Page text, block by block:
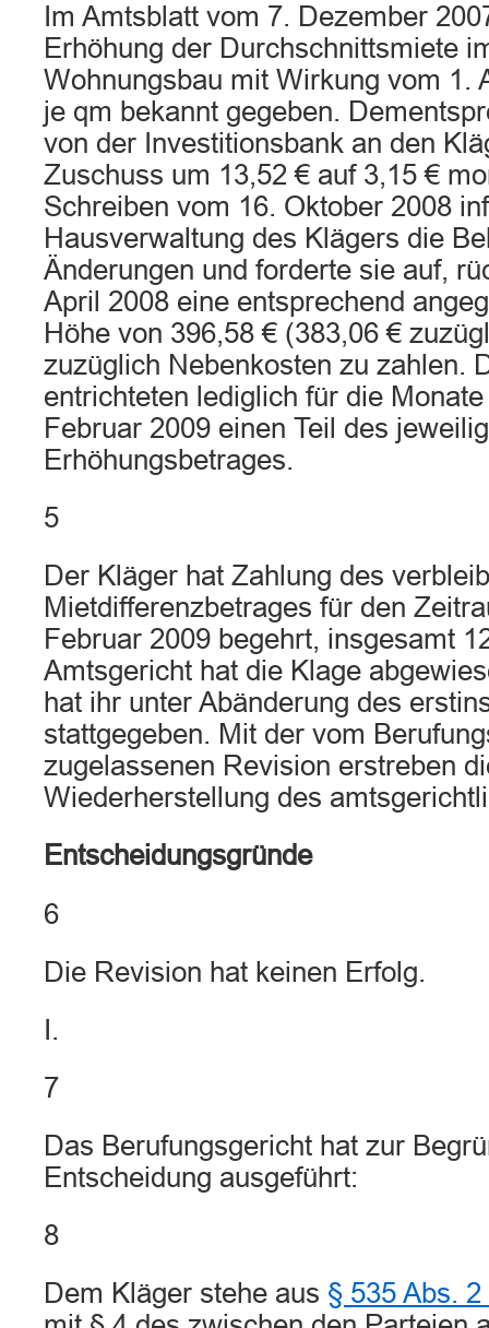
Im Amtsblatt vom 7. Dezember
Erhöhung der Durchschnittsmiete
Wohnungsbau mit Wirkung vom 1.
je qm bekannt gegeben.
von der Investitionsbank an den
Zuschuss um 13,52 € auf 3,15 €
Schreiben vom 16. Oktober 2008
Hausverwaltung des Klägers die
Änderungen und forderte sie auf,
April 2008 eine entsprechend
Höhe von 396,58 € (383,06 €
zuzüglich Nebenkosten zu zahlen.
entrichteten lediglich für die
Februar 2009 einen Teil des
Erhöhungsbetrages.
5
Der Kläger hat Zahlung des
Mietdifferenzbetrages für den
Februar 2009 begehrt, insgesamt
Amtsgericht hat die Klage
hat ihr unter Abänderung des
stattgegeben. Mit der vom
zugelassenen Revision erstreben
Wiederherstellung des
Entscheidungsgründe
6
Die Revision hat keinen Erfolg.
I.
7
Das Berufungsgericht hat zur
Entscheidung ausgeführt:
8
Dem Kläger stehe aus § 535 Abs.